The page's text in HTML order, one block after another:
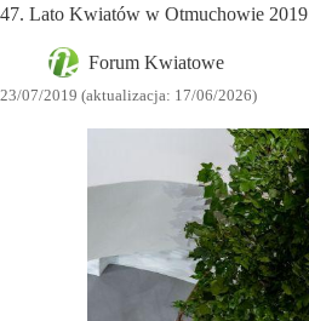
47. Lato Kwiatów w Otmuchowie 2019
Forum Kwiatowe
23/07/2019 (aktualizacja: 17/06/2026)